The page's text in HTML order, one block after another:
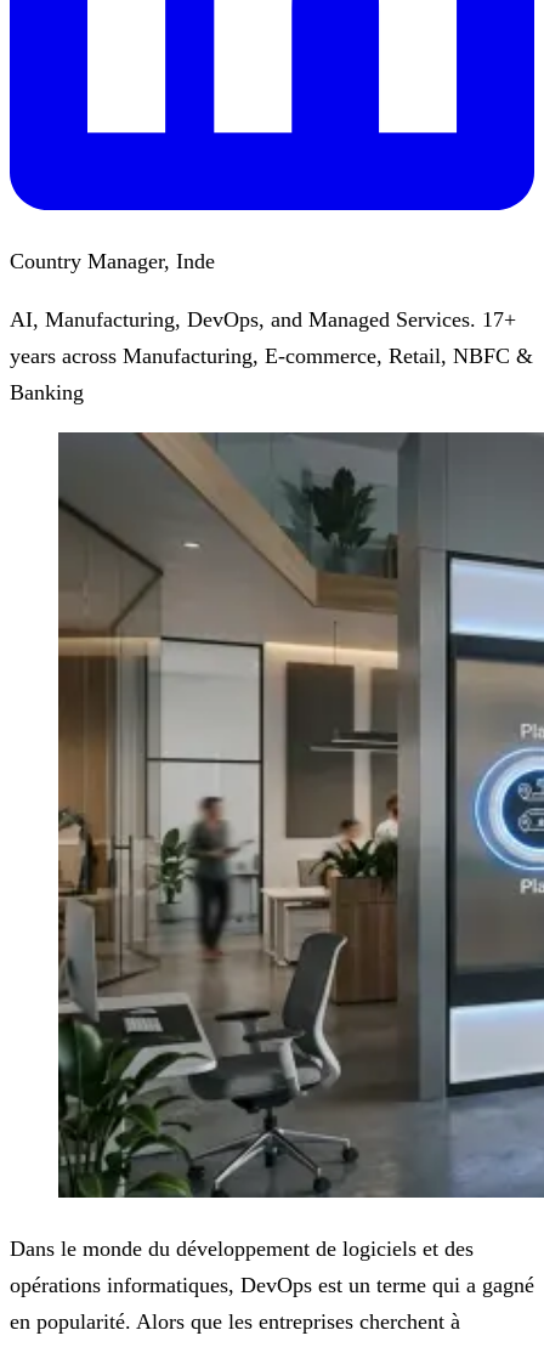
Country Manager, Inde
AI, Manufacturing, DevOps, and Managed Services. 17+
years across Manufacturing, E-commerce, Retail, NBFC &
Banking
Dans le monde du développement de logiciels et des
opérations informatiques, DevOps est un terme qui a gagné
en popularité. Alors que les entreprises cherchent à